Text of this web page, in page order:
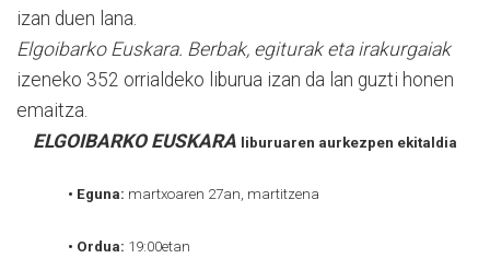
izan duen lana.
Elgoibarko Euskara. Berbak, egiturak eta irakurgaiak
izeneko 352 orrialdeko liburua izan da lan guzti honen
emaitza.
ELGOIBARKO EUSKARA liburuaren aurkezpen ekitaldia
• Eguna: martxoaren 27an, martitzena
• Ordua: 19:00etan